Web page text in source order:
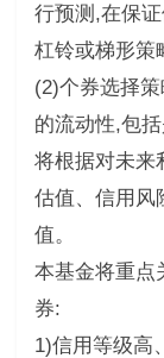
行预测,在保
杠铃或梯形策
(2)个券选择
的流动性,包
将根据对未来
估值、信用风
值。
本基金将重点
券:
1)信用等级高